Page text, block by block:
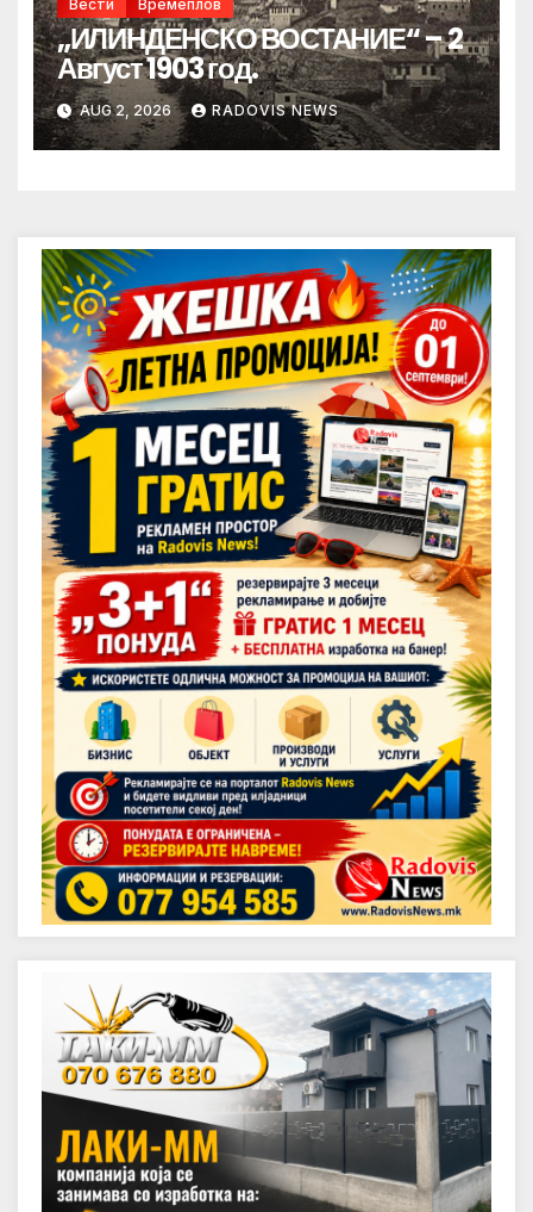
Вести Времеплов
„ИЛИНДЕНСКО ВОСТАНИЕ“ – 2
Август 1903 год.
AUG 2, 2026 RADOVIS NEWS